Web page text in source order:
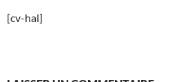
[cv-hal]